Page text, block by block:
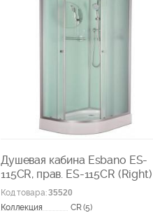
Душевая кабина Esbano ES-
115CR, прав. ES-115CR (Right)
Код товара:35520
Коллекция
CR (5)